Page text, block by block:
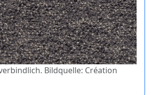
Bildquelle: Création